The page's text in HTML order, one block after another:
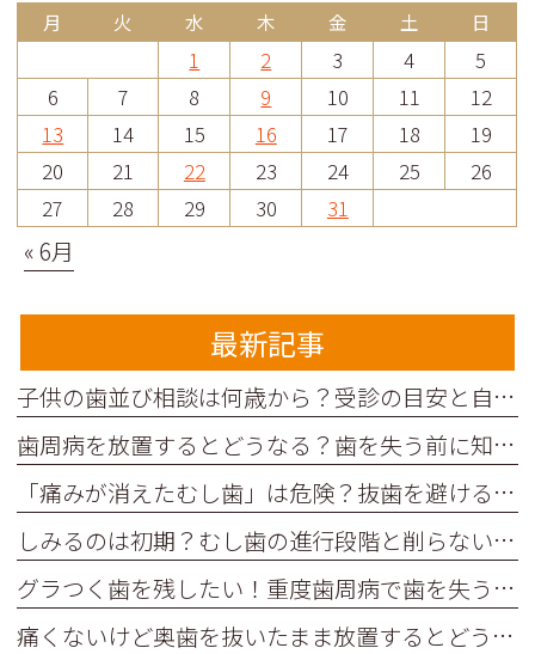
月 火 水 木 金 土 日
1 2 3 4
5
6
7 8 9 10 11
12
13
14 15 16 17 18
19
20
21 22 23 24 25
26
27
28 29 30 31
« 6月
最新記事
子供の歯並び相談は何歳から？受診の目安と自宅チェック項目を解説
歯周病を放置するとどうなる？歯を失う前に知っておきたいリスク
「痛みが消えたむし歯」は危険？抜歯を避けるための進行度目安と治療法
しみるのは初期？むし歯の進行段階と削らない治療法を医師が解説
グラつく歯を残したい！重度歯周病で歯を失うのを防ぐ5つの予防習慣
痛くないけど奥歯を抜いたまま放置するとどうなる？リスクを解説